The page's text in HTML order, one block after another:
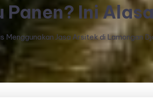
Panen? Ini
Menggunakan Jasa Arsitek di Lamongan